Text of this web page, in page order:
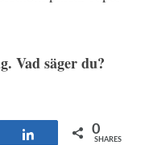
Vad säger du?
Share 0
SHARES